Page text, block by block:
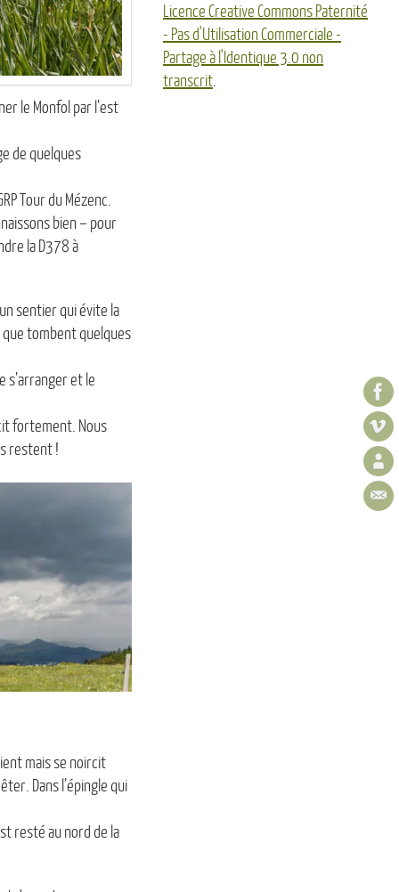
le Monfol par l’est
de quelques
Tour du Mézenc.
bien – pour
la D378 à
sentier qui évite la
que tombent quelques
s’arranger et le
fortement. Nous
restent !
mais se noircit
Dans l’épingle qui
resté au nord de la
Licence Creative Commons Paternité
- Pas d'Utilisation Commerciale -
Partage à l'Identique 3.0 non
transcrit